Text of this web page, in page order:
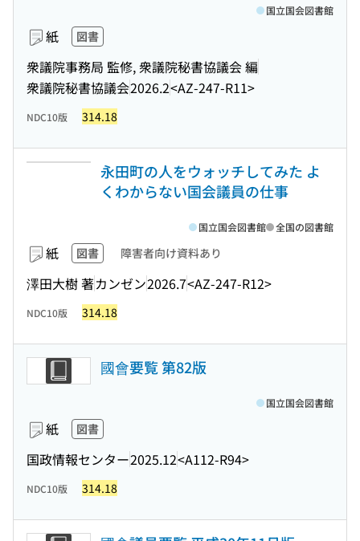
紙 図書
衆議院事務局 監修, 衆議院秘書協議会 編
衆議院秘書協議会2026.2<AZ-247-R11>
国立国会図書館
NDC10版 314.18
永田町の人をウォッチしてみた よ
くわからない国会議員の仕事
紙 図書 障害者向け資料あり
澤田大樹 著カンゼン2026.7<AZ-247-R12>
国立国会図書館 全国の図書館
NDC10版 314.18
國會要覧 第82版
紙 図書
国政情報センター2025.12<A112-R94>
国立国会図書館
NDC10版 314.18